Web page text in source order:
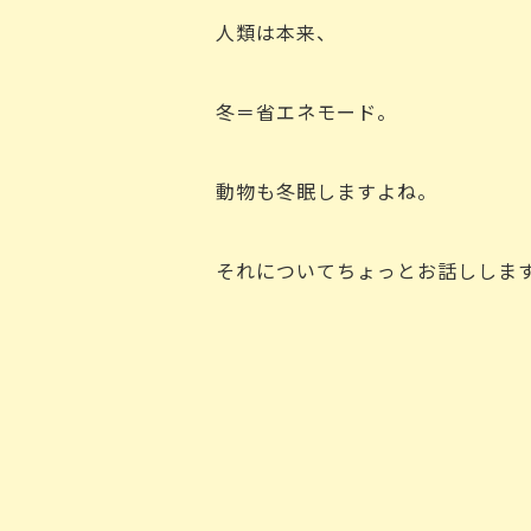
人類は本来、
冬＝省エネモード。
動物も冬眠しますよね。
それについてちょっとお話ししま